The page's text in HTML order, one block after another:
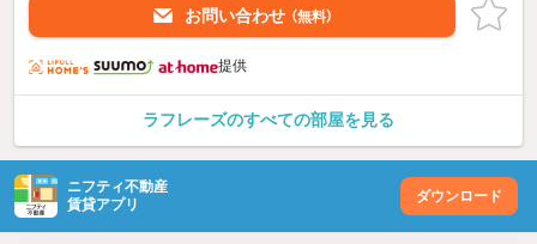
お問い合わせ （無料）
提供
ラフレーズのすべての部屋を見る
ニフティ不動産
賃貸アプリ
ダウンロード